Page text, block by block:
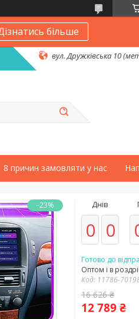
більше
вул. Дружківська 10
8 причин замовляти у нас
–23% Днів
0 0
Готово до
Оптом і в
Код: 11786-
16 626 ₴
12 789 ₴